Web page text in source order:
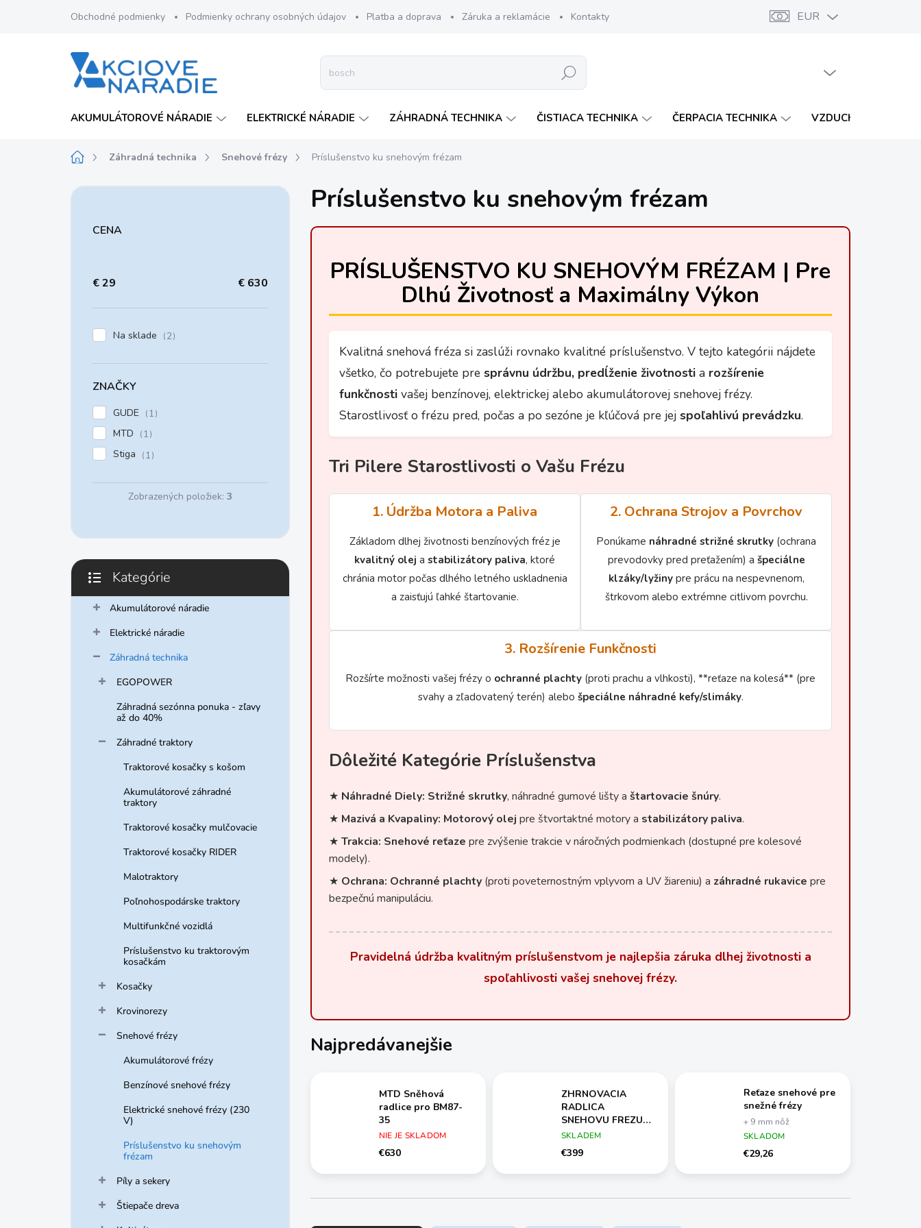
Obchodné podmienky Podmienky ochrany osobných údajov Platba a doprava Záruka a reklamácie Kontakty Vernostný program
EUR
Hľadať
AKUMULÁTOROVÉ NÁRADIE ELEKTRICKÉ NÁRADIE ZÁHRADNÁ TECHNIKA ČISTIACA TECHNIKA ČERPACIA TECHNIKA VZDUCHOTECHNIKA
DomovZáhradná technika Snehové frézy Príslušenstvo ku snehovým frézam
B
CENA
€29 € 630
Na sklade 2
ZNAČKY
GUDE
1
MTD
1
Stiga
1
Zobrazených položiek: 3
Preskočiť
kategórie
Kategórie
Akumulátorové náradie
Elektrické náradie
Záhradná technika
EGOPOWER
Záhradná sezónna ponuka - zľavy
až do 40%
Záhradné traktory
Traktorové kosačky s košom
Akumulátorové záhradné
traktory
Traktorové kosačky mulčovacie
Traktorové kosačky RIDER
Malotraktory
Poľnohospodárske traktory
Multifunkčné vozidlá
Príslušenstvo ku traktorovým
kosačkám
Kosačky
Krovinorezy
Snehové frézy
Akumulátorové frézy
Benzínové snehové frézy
Elektrické snehové frézy (230
V)
Príslušenstvo ku snehovým
frézam
Píly a sekery
Štiepače dreva
Príslušenstvo ku snehovým frézam
PRÍSLUŠENSTVO KU SNEHOVÝM FRÉZAM | Pre
Dlhú Životnosť a Maximálny Výkon
Kvalitná snehová fréza si zaslúži rovnako kvalitné príslušenstvo. V tejto kategórii nájdete
všetko, čo potrebujete pre správnu údržbu, predĺženie životnosti a rozšírenie
funkčnosti vašej benzínovej, elektrickej alebo akumulátorovej snehovej frézy.
Starostlivosť o frézu pred, počas a po sezóne je kľúčová pre jej spoľahlivú prevádzku.
Tri Pilere Starostlivosti o Vašu Frézu
1. Údržba Motora a Paliva
Základom dlhej životnosti benzínových fréz je
kvalitný olej a stabilizátory paliva, ktoré
chránia motor počas dlhého letného uskladnenia
a zaisťujú ľahké štartovanie.
2. Ochrana Strojov a Povrchov
Ponúkame náhradné strižné skrutky (ochrana
prevodovky pred preťažením) a špeciálne
klzáky/lyžinypre prácu na nespevnenom,
štrkovom alebo extrémne citlivom povrchu.
3. Rozšírenie Funkčnosti
Rozšírte možnosti vašej frézy o ochranné plachty (proti prachu a vlhkosti), **reťaze na kolesá** (pre
svahy a zľadovatený terén) alebo špeciálne náhradné kefy/slimáky.
Dôležité Kategórie Príslušenstva
★ Náhradné Diely: Strižné skrutky, náhradné gumové lišty a štartovacie šnúry.
★ Mazivá a Kvapaliny: Motorový olej pre štvortaktné motory a stabilizátory paliva.
★ Trakcia: Snehové reťaze pre zvýšenie trakcie v náročných podmienkach (dostupné pre kolesové
modely).
★ Ochrana: Ochranné plachty (proti poveternostným vplyvom a UV žiareniu) a záhradné rukavice pre
bezpečnú manipuláciu.
Pravidelná údržba kvalitným príslušenstvom je najlepšia záruka dlhej životnosti a
spoľahlivosti vašej snehovej frézy.
Najpredávanejšie
MTD Sněhová
radlice pro BM87-
35
NIE JE SKLADOM
€630
ZHRNOVACIA
RADLICA
SNEHOVU FREZU
1m+ADAPTER
SKLADEM
€399
Reťaze snehové pre
snežné frézy
+ 9 mm nôž
odlamovací, plastový
SKLADOM
€29,26